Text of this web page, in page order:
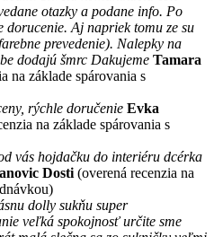
otazky a podane info. Po
dorucenie. Aj napriek tomu ze su
prevedenie). Nalepky na
dodajú šmrc Dakujeme Tamara
na základe spárovania s
rýchle doručenie Evka
na základe spárovania s
vás hojdačku do interiéru dcérka
Dosti (overená recenzia na
dolly sukňu super
veľká spokojnosť určite sme